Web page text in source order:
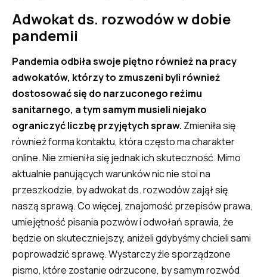
Adwokat ds. rozwodów w dobie
pandemii
Pandemia odbiła swoje piętno również na pracy
adwokatów, którzy to zmuszeni byli również
dostosować się do narzuconego reżimu
sanitarnego, a tym samym musieli niejako
ograniczyć liczbę przyjętych spraw. Zmieniła się
również forma kontaktu, która często ma charakter
online. Nie zmieniła się jednak ich skuteczność. Mimo
aktualnie panujących warunków nic nie stoi na
przeszkodzie, by adwokat ds. rozwodów zajął się
naszą sprawą. Co więcej, znajomość przepisów prawa,
umiejętność pisania pozwów i odwołań sprawia, że
będzie on skuteczniejszy, aniżeli gdybyśmy chcieli sami
poprowadzić sprawę. Wystarczy źle sporządzone
pismo, które zostanie odrzucone, by samym rozwód